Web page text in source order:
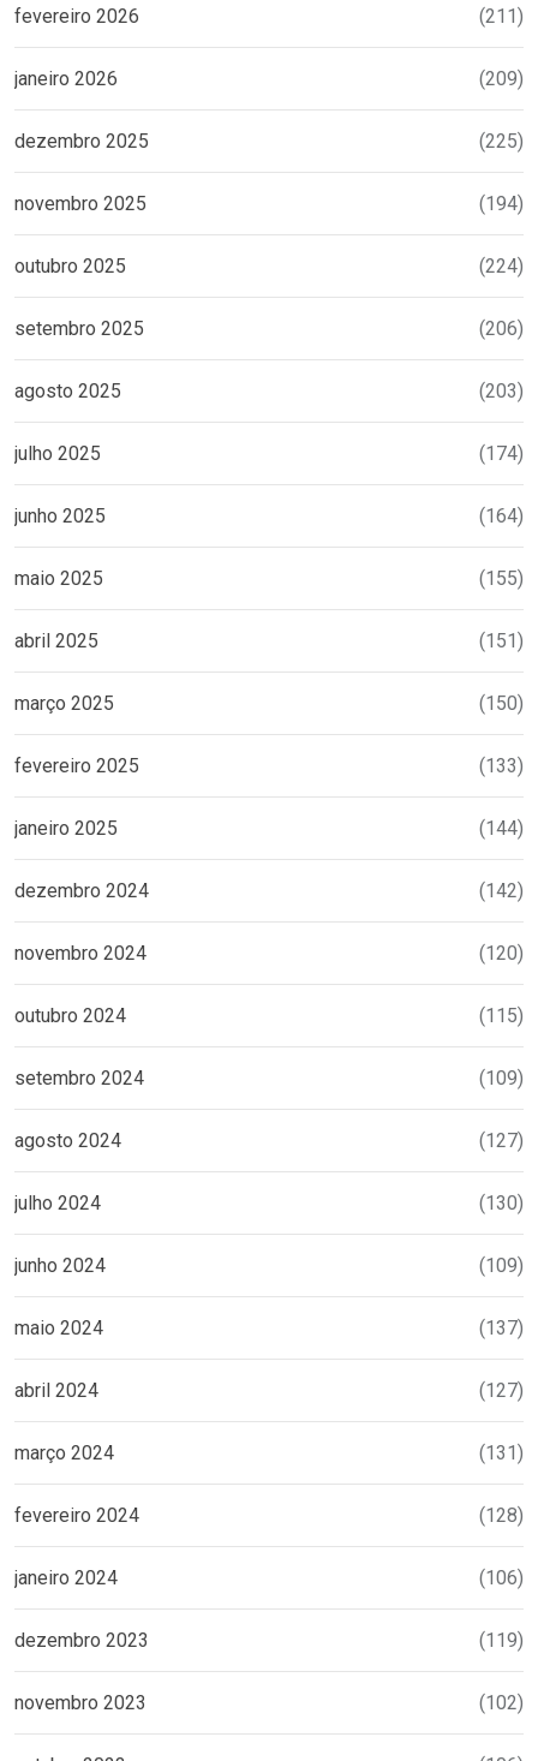
fevereiro 2026 (211)
janeiro 2026 (209)
dezembro 2025 (225)
novembro 2025 (194)
outubro 2025 (224)
setembro 2025 (206)
agosto 2025 (203)
julho 2025 (174)
junho 2025 (164)
maio 2025 (155)
abril 2025 (151)
março 2025 (150)
fevereiro 2025 (133)
janeiro 2025 (144)
dezembro 2024 (142)
novembro 2024 (120)
outubro 2024 (115)
setembro 2024 (109)
agosto 2024 (127)
julho 2024 (130)
junho 2024 (109)
maio 2024 (137)
abril 2024 (127)
março 2024 (131)
fevereiro 2024 (128)
janeiro 2024 (106)
dezembro 2023 (119)
novembro 2023 (102)